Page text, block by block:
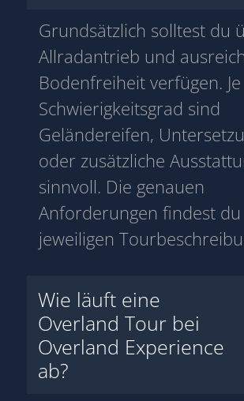
Grundsätzlich solltest du
Allradantrieb und
Bodenfreiheit verfügen.
Schwierigkeitsgrad sind
Geländereifen,
oder zusätzliche
sinnvoll. Die genauen
Anforderungen findest
jeweiligen
Wie läuft eine
Overland Tour bei
Overland Experience
ab?